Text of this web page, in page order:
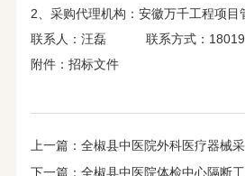
2、采购代理机构：安徽万千工程项目
联系人：汪磊 联系方式：
附件：招标文件
上一篇：全椒县中医院外科医疗器械
下一篇：全椒县中医院体检中心隔断